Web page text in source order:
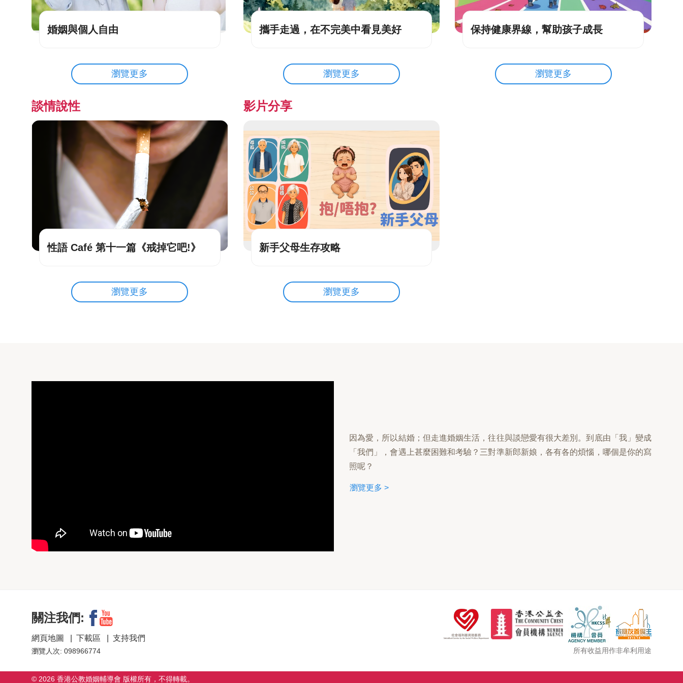
婚姻與個人自由
瀏覽更多
攜手走過，在不完美中看見美好
瀏覽更多
保持健康界線，幫助孩子成長
瀏覽更多
談情說性
性語 Café 第十一篇《戒掉它吧!》
瀏覽更多
影片分享
新手父母生存攻略
瀏覽更多
因為愛，所以結婚；但走進婚姻生活，往往與談戀愛有很大差別。到底由「我」變成
「我們」，會遇上甚麼困難和考驗？三對準新郎新娘，各有各的煩惱，哪個是你的寫
照呢？
瀏覽更多 >
所有收益用作非牟利用途
關注我們:
網頁地圖 下載區 支持我們
瀏覽人次: 098966774
© 2026 香港公教婚姻輔導會 版權所有，不得轉載。